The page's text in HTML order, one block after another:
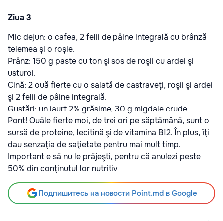
Ziua 3
Mic dejun: o cafea, 2 felii de pâine integrală cu brânză
telemea şi o roşie.
Prânz: 150 g paste cu ton şi sos de roşii cu ardei şi
usturoi.
Cină: 2 ouă fierte cu o salată de castraveţi, roşii şi ardei
şi 2 felii de pâine integrală.
Gustări: un iaurt 2% grăsime, 30 g migdale crude.
Pont! Ouăle fierte moi, de trei ori pe săptămână, sunt o
sursă de proteine, lecitină şi de vitamina B12. În plus, îţi
dau senzaţia de saţietate pentru mai mult timp.
Important e să nu le prăjeşti, pentru că anulezi peste
50% din conţinutul lor nutritiv
Подпишитесь на новости Point.md в Google